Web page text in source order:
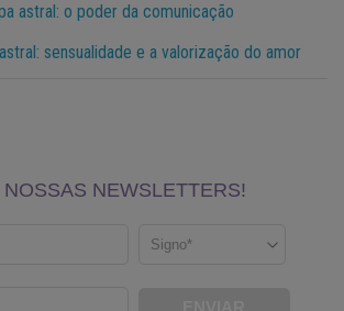
astral: o poder da comunicação
sensualidade e a valorização do amor